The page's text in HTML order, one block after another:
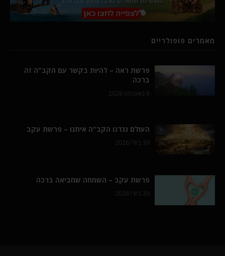
מאמרים פופולריים
פרשת ראה – להיות בקשר עם הקב"ה זה
ברכה
6 באוגוסט 2026
העולם נגדנו הקב"ה איתנו – פרשת עקב
30 ביולי 2026
פרשת עקב – השמחה שמביאה ברכה
30 ביולי 2026